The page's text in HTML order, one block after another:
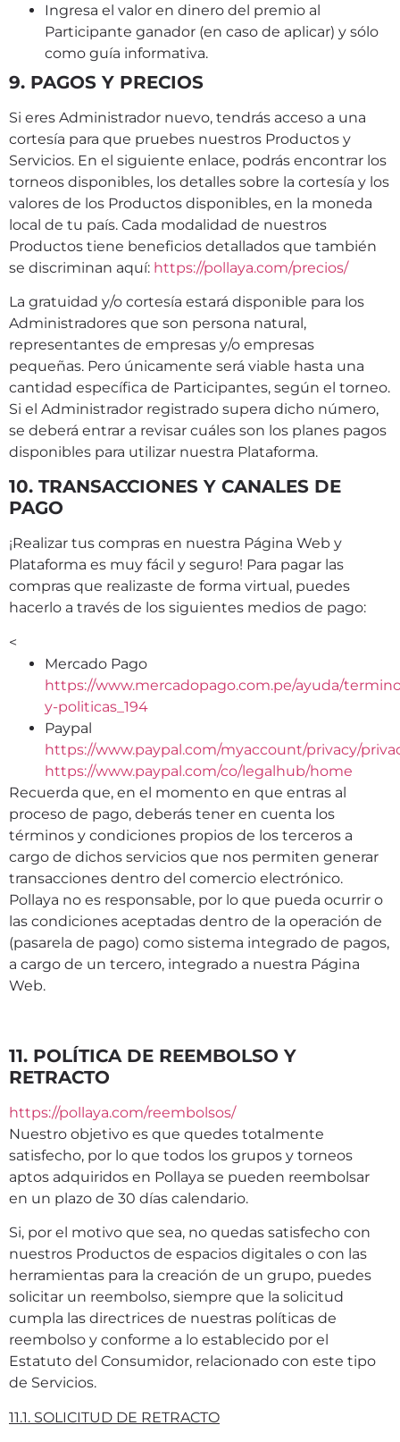
Ingresa el valor en dinero del premio al
Participante ganador (en caso de aplicar) y sólo
como guía informativa.
9. PAGOS Y PRECIOS
Si eres Administrador nuevo, tendrás acceso a una
cortesía para que pruebes nuestros Productos y
Servicios. En el siguiente enlace, podrás encontrar los
torneos disponibles, los detalles sobre la cortesía y los
valores de los Productos disponibles, en la moneda
local de tu país. Cada modalidad de nuestros
Productos tiene beneficios detallados que también
se discriminan aquí: https://pollaya.com/precios/
La gratuidad y/o cortesía estará disponible para los
Administradores que son persona natural,
representantes de empresas y/o empresas
pequeñas. Pero únicamente será viable hasta una
cantidad específica de Participantes, según el torneo.
Si el Administrador registrado supera dicho número,
se deberá entrar a revisar cuáles son los planes pagos
disponibles para utilizar nuestra Plataforma.
10. TRANSACCIONES Y CANALES DE
PAGO
¡Realizar tus compras en nuestra Página Web y
Plataforma es muy fácil y seguro! Para pagar las
compras que realizaste de forma virtual, puedes
hacerlo a través de los siguientes medios de pago:
<
Mercado Pago
https://www.mercadopago.com.pe/ayuda/
y-politicas_194
Paypal
https://www.paypal.com/myaccount/privacy/
https://www.paypal.com/co/legalhub/home
Recuerda que, en el momento en que entras al
proceso de pago, deberás tener en cuenta los
términos y condiciones propios de los terceros a
cargo de dichos servicios que nos permiten generar
transacciones dentro del comercio electrónico.
Pollaya no es responsable, por lo que pueda ocurrir o
las condiciones aceptadas dentro de la operación de
(pasarela de pago) como sistema integrado de pagos,
a cargo de un tercero, integrado a nuestra Página
Web.
11. POLÍTICA DE REEMBOLSO Y
RETRACTO
https://pollaya.com/reembolsos/
Nuestro objetivo es que quedes totalmente
satisfecho, por lo que todos los grupos y torneos
aptos adquiridos en Pollaya se pueden reembolsar
en un plazo de 30 días calendario.
Si, por el motivo que sea, no quedas satisfecho con
nuestros Productos de espacios digitales o con las
herramientas para la creación de un grupo, puedes
solicitar un reembolso, siempre que la solicitud
cumpla las directrices de nuestras políticas de
reembolso y conforme a lo establecido por el
Estatuto del Consumidor, relacionado con este tipo
de Servicios.
11.1. SOLICITUD DE RETRACTO